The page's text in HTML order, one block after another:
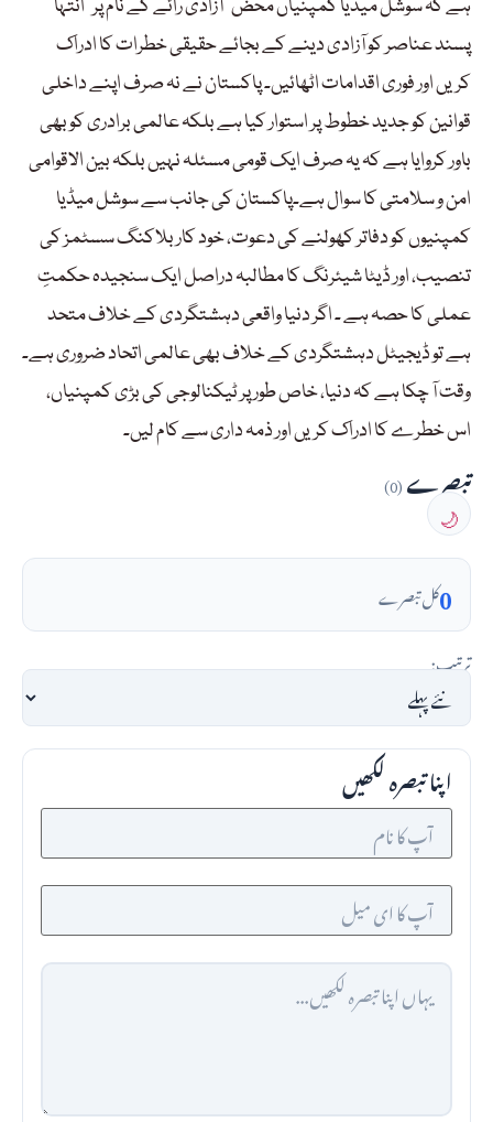
ہے کہ سوشل میڈیا کمپنیاں محض ”آزادی رائے کے نام پر” انتہا
پسند عناصر کو آزادی دینے کے بجائے حقیقی خطرات کا ادراک
کریں اور فوری اقدامات اٹھائیں۔ پاکستان نے نہ صرف اپنے داخلی
قوانین کو جدید خطوط پر استوار کیا ہے بلکہ عالمی برادری کو بھی
باور کروایا ہے کہ یہ صرف ایک قومی مسئلہ نہیں بلکہ بین الاقوامی
امن و سلامتی کا سوال ہے۔پاکستان کی جانب سے سوشل میڈیا
کمپنیوں کو دفاتر کھولنے کی دعوت، خود کار بلاکنگ سسٹمز کی
تنصیب، اور ڈیٹا شیئرنگ کا مطالبہ دراصل ایک سنجیدہ حکمتِ
عملی کا حصہ ہے ۔ اگر دنیا واقعی دہشتگردی کے خلاف متحد
ہے تو ڈیجیٹل دہشتگردی کے خلاف بھی عالمی اتحاد ضروری ہے۔
وقت آ چکا ہے کہ دنیا، خاص طور پر ٹیکنالوجی کی بڑی کمپنیاں،
اس خطرے کا ادراک کریں اور ذمہ داری سے کام لیں۔
تبصرے(0)
🌙
0کل تبصرے
ترتیب:
اپنا تبصرہ لکھیں